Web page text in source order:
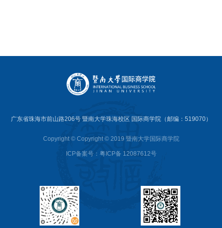
广东省珠海市前山路206号 暨南大学珠海校区 国际商学院（邮编：519070）
Copyright © Copyright © 2019 暨南大学国际商学院
ICP备案号：粤ICP备 12087612号